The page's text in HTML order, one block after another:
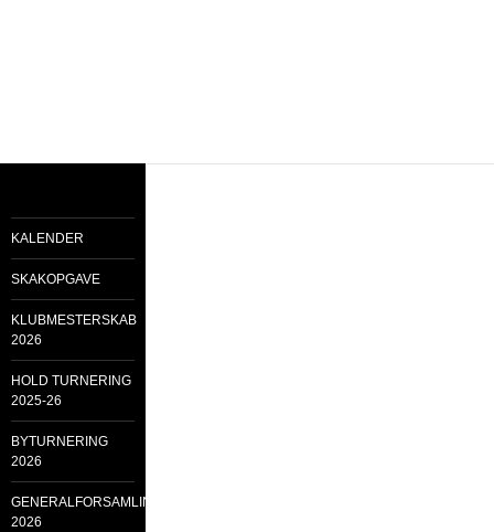
KALENDER
SKAKOPGAVE
KLUBMESTERSKAB
2026
HOLD TURNERING
2025-26
BYTURNERING
2026
GENERALFORSAMLING
2026